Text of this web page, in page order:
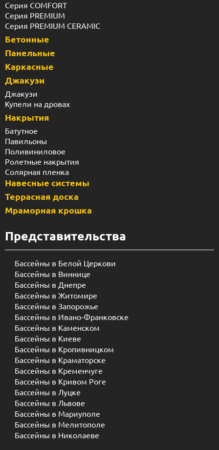
Серия COMFORT
Серия PREMIUM
Серия PREMIUM CERAMIC
Бетонные
Панельные
Каркасные
Джакузи
Джакузи
Купели на дровах
Накрытия
Батутное
Павильоны
Поливиниловое
Ролетные накрытия
Солярная пленка
Навесные системы
Террасная доска
Мраморная крошка
Представительства
Бассейны в Белой Церкови
Бассейны в Виннице
Бассейны в Днепре
Бассейны в Житомире
Бассейны в Запорожье
Бассейны в Ивано-Франковске
Бассейны в Каменском
Бассейны в Киеве
Бассейны в Кропивницком
Бассейны в Краматорске
Бассейны в Кременчуге
Бассейны в Кривом Роге
Бассейны в Луцке
Бассейны в Львове
Бассейны в Мариуполе
Бассейны в Мелитополе
Бассейны в Николаеве